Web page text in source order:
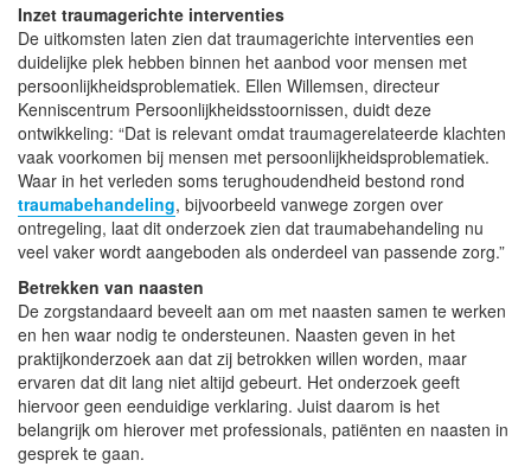
Inzet traumagerichte interventies
De uitkomsten laten zien dat traumagerichte interventies een
duidelijke plek hebben binnen het aanbod voor mensen met
persoonlijkheidsproblematiek. Ellen Willemsen, directeur
Kenniscentrum Persoonlijkheidsstoornissen, duidt deze
ontwikkeling: “Dat is relevant omdat traumagerelateerde klachten
vaak voorkomen bij mensen met persoonlijkheidsproblematiek.
Waar in het verleden soms terughoudendheid bestond rond
traumabehandeling, bijvoorbeeld vanwege zorgen over
ontregeling, laat dit onderzoek zien dat traumabehandeling nu
veel vaker wordt aangeboden als onderdeel van passende zorg.”
Betrekken van naasten
De zorgstandaard beveelt aan om met naasten samen te werken
en hen waar nodig te ondersteunen. Naasten geven in het
praktijkonderzoek aan dat zij betrokken willen worden, maar
ervaren dat dit lang niet altijd gebeurt. Het onderzoek geeft
hiervoor geen eenduidige verklaring. Juist daarom is het
belangrijk om hierover met professionals, patiënten en naasten in
gesprek te gaan.